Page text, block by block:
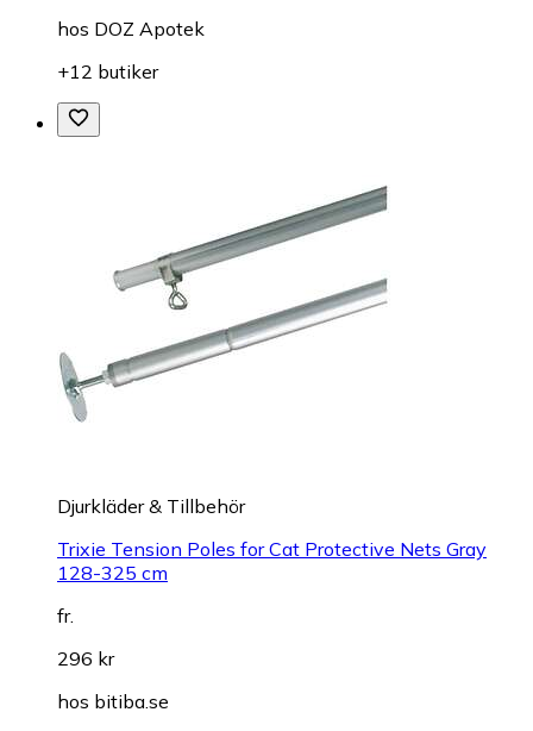
hos DOZ Apotek
+12 butiker
Djurkläder & Tillbehör
Trixie Tension Poles for Cat Protective Nets Gray
128-325 cm
fr.
296 kr
hos bitiba.se